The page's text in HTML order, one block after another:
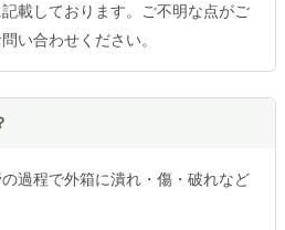
載しております。ご不明な点がご
い合わせください。
過程で外箱に潰れ・傷・破れなど